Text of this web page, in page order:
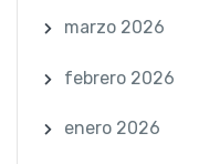
marzo 2026
febrero 2026
enero 2026